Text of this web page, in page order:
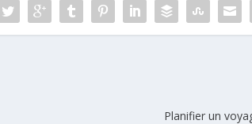
Planifier un